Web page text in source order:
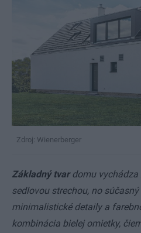
Zdroj: Wienerberger
Základný tvardomu vychádza
sedlovou strechou, no
minimalistické detaily a
kombinácia bielej omietky,